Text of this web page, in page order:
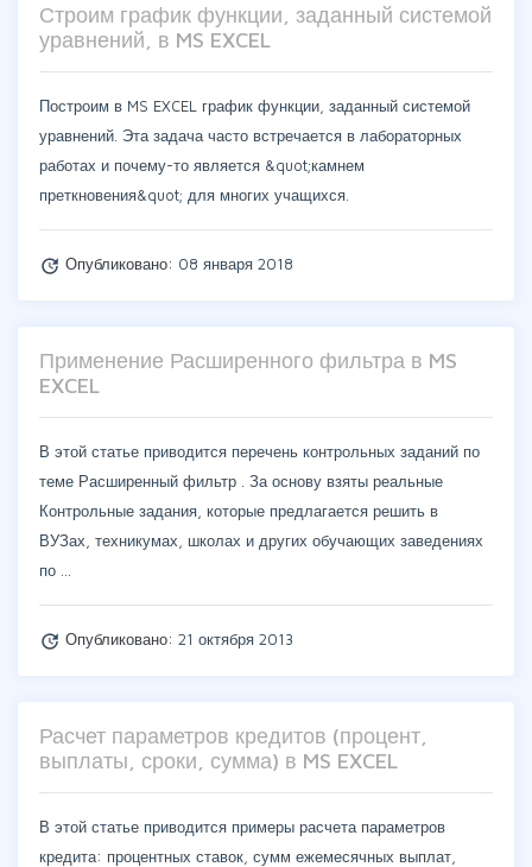
Строим график функции, заданный системой
уравнений, в MS EXCEL
Построим в MS EXCEL график функции, заданный системой
уравнений. Эта задача часто встречается в лабораторных
работах и почему-то является &quot;камнем
преткновения&quot; для многих учащихся.
update Опубликовано: 08 января 2018
Применение Расширенного фильтра в MS
EXCEL
В этой статье приводится перечень контрольных заданий по
теме Расширенный фильтр . За основу взяты реальные
Контрольные задания, которые предлагается решить в
ВУЗах, техникумах, школах и других обучающих заведениях
по …
update Опубликовано: 21 октября 2013
Расчет параметров кредитов (процент,
выплаты, сроки, сумма) в MS EXCEL
В этой статье приводится примеры расчета параметров
кредита: процентных ставок, сумм ежемесячных выплат,